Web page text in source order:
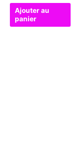
Ajouter au
panier